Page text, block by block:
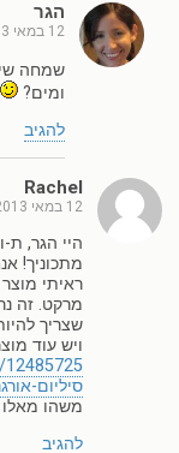
הגר
12 במאי 2013
שמחה
ומים?
להגיב
Rachel
12 במאי 2013
היי הגר,
מתכוניך!
ראיתי
מרקט. זה
שצריך
ויש עוד
סיליום-אורגני-
משהו
להגיב